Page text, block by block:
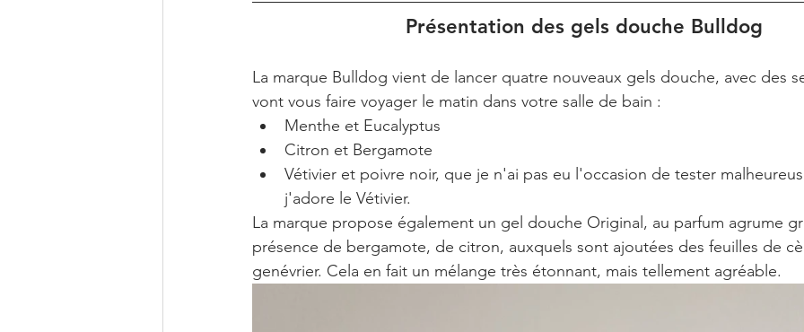
Présentation des gels douche Bulldog
La marque Bulldog vient de lancer quatre nouveaux gels douche, avec des
vont vous faire voyager le matin dans votre salle de bain :
Menthe et Eucalyptus
Citron et Bergamote
Vétivier et poivre noir, que je n'ai pas eu l'occasion de tester
j'adore le Vétivier.
La marque propose également un gel douche Original, au parfum agrume
présence de bergamote, de citron, auxquels sont ajoutées des feuilles de
genévrier. Cela en fait un mélange très étonnant, mais tellement agréable.